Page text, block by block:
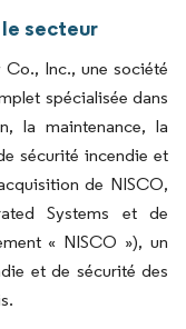
secteur
Co., Inc., une société
spécialisée dans
la maintenance, la
sécurité incendie et
de NISCO,
Systems et de
« NISCO »), un
et de sécurité des